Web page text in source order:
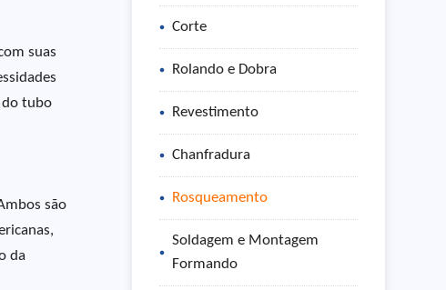
suas
do tubo
são
da
Corte
Rolando e Dobra
Revestimento
Chanfradura
Rosqueamento
Soldagem e Montagem
Formando